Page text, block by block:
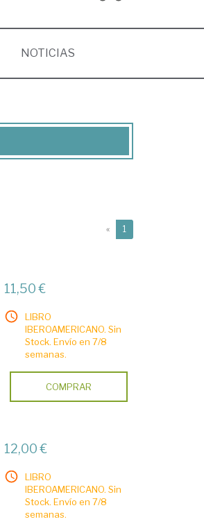
NOTICIAS
« 1
11,50 €
LIBRO
IBEROAMERICANO. Sin
Stock. Envío en 7/8
semanas.
COMPRAR
12,00 €
LIBRO
IBEROAMERICANO. Sin
Stock. Envío en 7/8
semanas.